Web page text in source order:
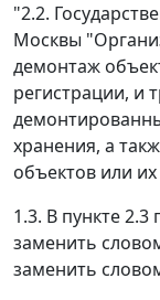
"2.2.
Москвы
демонтаж
регистрации, и
хранения, а
объектов или
1.3. В пункте
заменить
заменить